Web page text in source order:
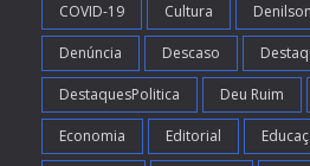
COVID-19 Cultura
Denúncia Descaso
DestaquesPolitica Deu Ruim
Economia Editorial